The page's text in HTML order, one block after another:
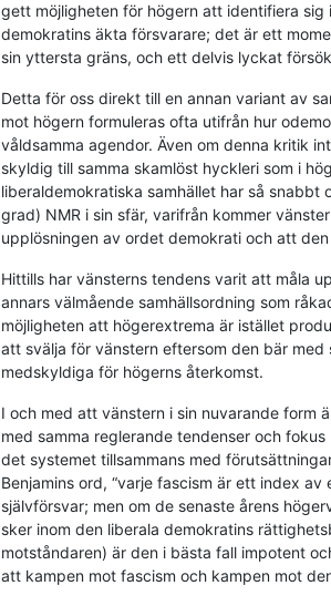
gett möjligheten för högern att identifiera
demokratins äkta försvarare; det är ett
sin yttersta gräns, och ett delvis lyckat
Detta för oss direkt till en annan variant av
mot högern formuleras ofta utifrån hur
våldsamma agendor. Även om denna kritik
skyldig till samma skamlöst hyckleri som i
liberaldemokratiska samhället har så
grad) NMR i sin sfär, varifrån kommer
upplösningen av ordet demokrati och att
Hittills har vänsterns tendens varit att måla
annars välmående samhällsordning som
möjligheten att högerextrema är istället
att svälja för vänstern eftersom den bär
medskyldiga för högerns återkomst.
I och med att vänstern i sin nuvarande form
med samma reglerande tendenser och
det systemet tillsammans med
Benjamins ord, “varje fascism är ett index
självförsvar; men om de senaste årens
sker inom den liberala demokratins
motståndaren) är den i bästa fall impotent
att kampen mot fascism och kampen mot